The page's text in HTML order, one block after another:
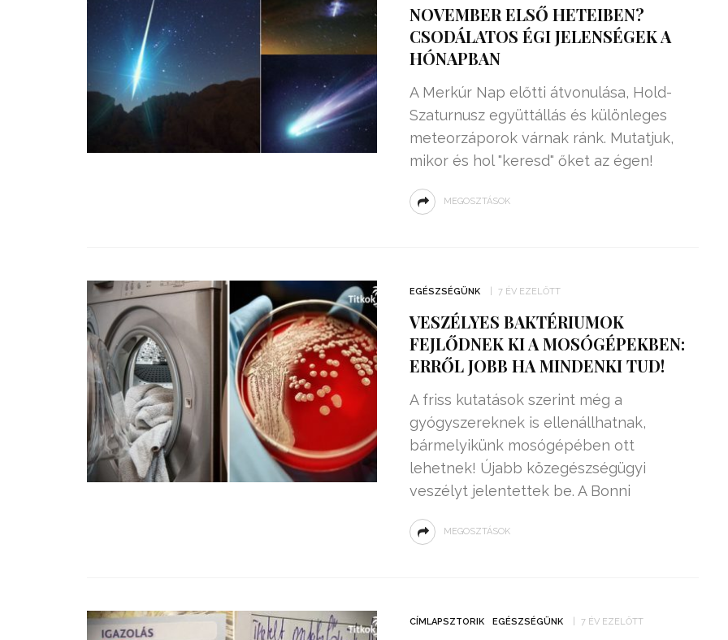
NOVEMBER ELSŐ HETEIBEN?
CSODÁLATOS ÉGI JELENSÉGEK A
HÓNAPBAN
A Merkúr Nap előtti átvonulása, Hold-
Szaturnusz együttállás és különleges
meteorzáporok várnak ránk. Mutatjuk,
mikor és hol "keresd" őket az égen!
MEGOSZTÁSOK
EGÉSZSÉGÜNK 7 ÉV EZELŐTT
VESZÉLYES BAKTÉRIUMOK
FEJLŐDNEK KI A MOSÓGÉPEKBEN:
ERRŐL JOBB HA MINDENKI TUD!
A friss kutatások szerint még a
gyógyszereknek is ellenállhatnak,
bármelyikünk mosógépében ott
lehetnek! Újabb közegészségügyi
veszélyt jelentettek be. A Bonni
MEGOSZTÁSOK
CÍMLAPSZTORIK EGÉSZSÉGÜNK 7 ÉV EZELŐTT